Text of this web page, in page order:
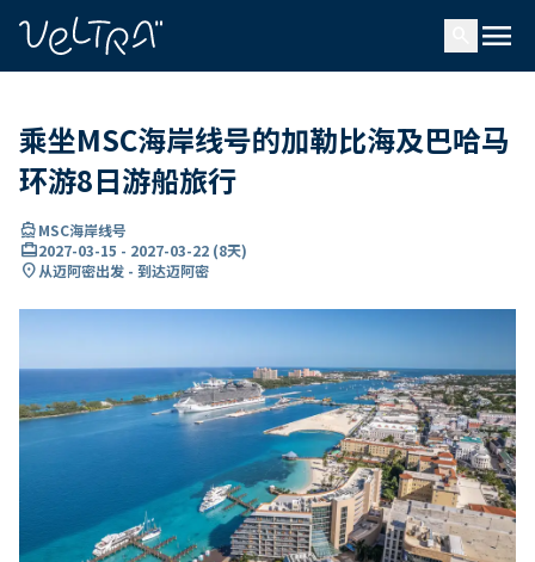
menu
乘坐MSC海岸线号的加勒比海及巴哈马
环游8日游船旅行
directions_boatMSC海岸线号
card_travel2027-03-15 - 2027-03-22 (8天)
location_on从迈阿密出发 - 到达迈阿密